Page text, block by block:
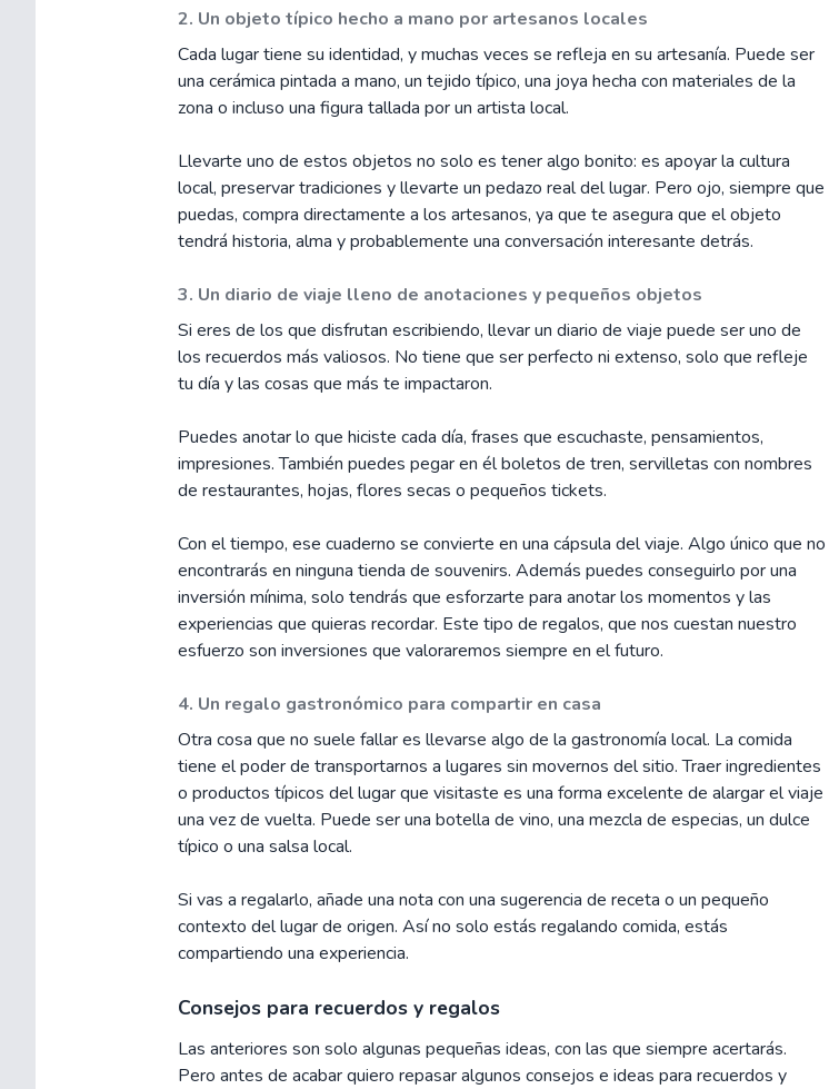
2. Un objeto típico hecho a mano por artesanos locales
Cada lugar tiene su identidad, y muchas veces se refleja en su artesanía. Puede ser
una cerámica pintada a mano, un tejido típico, una joya hecha con materiales de la
zona o incluso una figura tallada por un artista local.
Llevarte uno de estos objetos no solo es tener algo bonito: es apoyar la cultura
local, preservar tradiciones y llevarte un pedazo real del lugar. Pero ojo, siempre que
puedas, compra directamente a los artesanos, ya que te asegura que el objeto
tendrá historia, alma y probablemente una conversación interesante detrás.
3. Un diario de viaje lleno de anotaciones y pequeños objetos
Si eres de los que disfrutan escribiendo, llevar un diario de viaje puede ser uno de
los recuerdos más valiosos. No tiene que ser perfecto ni extenso, solo que refleje
tu día y las cosas que más te impactaron.
Puedes anotar lo que hiciste cada día, frases que escuchaste, pensamientos,
impresiones. También puedes pegar en él boletos de tren, servilletas con nombres
de restaurantes, hojas, flores secas o pequeños tickets.
Con el tiempo, ese cuaderno se convierte en una cápsula del viaje. Algo único que no
encontrarás en ninguna tienda de souvenirs. Además puedes conseguirlo por una
inversión mínima, solo tendrás que esforzarte para anotar los momentos y las
experiencias que quieras recordar. Este tipo de regalos, que nos cuestan nuestro
esfuerzo son inversiones que valoraremos siempre en el futuro.
4. Un regalo gastronómico para compartir en casa
Otra cosa que no suele fallar es llevarse algo de la gastronomía local. La comida
tiene el poder de transportarnos a lugares sin movernos del sitio. Traer ingredientes
o productos típicos del lugar que visitaste es una forma excelente de alargar el viaje
una vez de vuelta. Puede ser una botella de vino, una mezcla de especias, un dulce
típico o una salsa local.
Si vas a regalarlo, añade una nota con una sugerencia de receta o un pequeño
contexto del lugar de origen. Así no solo estás regalando comida, estás
compartiendo una experiencia.
Consejos para recuerdos y regalos
Las anteriores son solo algunas pequeñas ideas, con las que siempre acertarás.
Pero antes de acabar quiero repasar algunos consejos e ideas para recuerdos y